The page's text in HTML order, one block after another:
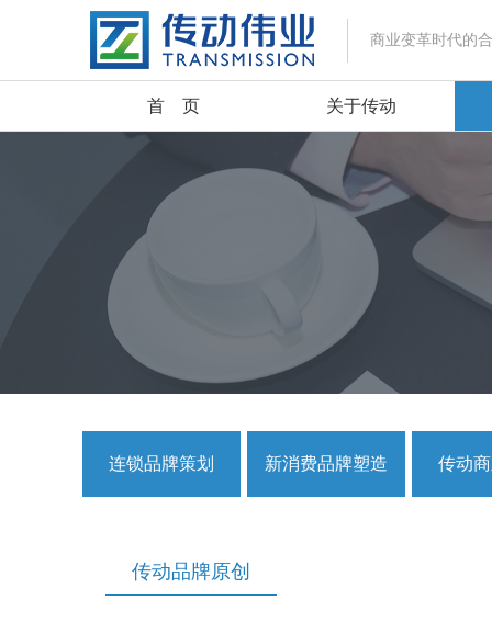
商业变革时代的
首 页 关于传动
连锁品牌策划 新消费品牌塑造 传动
传动品牌原创